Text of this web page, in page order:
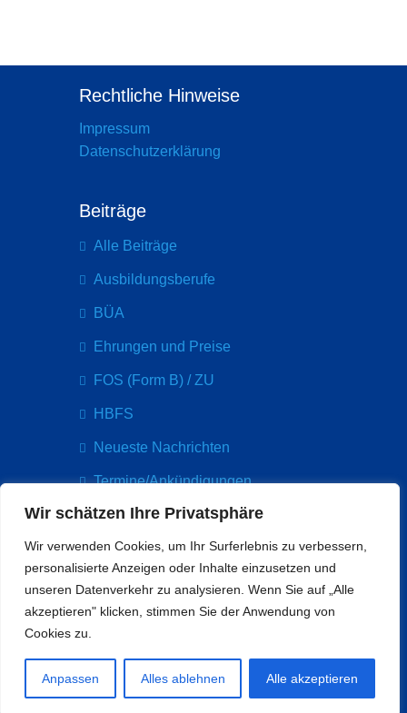
Wir schätzen Ihre Privatsphäre
Wir verwenden Cookies, um Ihr Surferlebnis zu verbessern,
personalisierte Anzeigen oder Inhalte einzusetzen und
unseren Datenverkehr zu analysieren. Wenn Sie auf „Alle
akzeptieren" klicken, stimmen Sie der Anwendung von
Cookies zu.
Anpassen Alles ablehnen Alle akzeptieren
Rechtliche Hinweise
Impressum
Datenschutzerklärung
Beiträge
Alle Beiträge
Ausbildungsberufe
BÜA
Ehrungen und Preise
FOS (Form B) / ZU
HBFS
Neueste Nachrichten
Termine/Ankündigungen
Kontakt
Paul-Arnsberg-Platz 5
60314 Frankfurt
info@bethmannschule.org
Tel: 069 212 33065